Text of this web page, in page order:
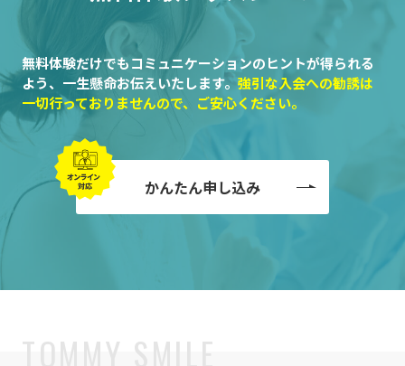
無料体験だけでもコミュニケーションのヒントが得られる
よう、一生懸命お伝えいたします。 強引な入会への勧誘は
一切行っておりませんので、ご安心ください。
かんたん申し込み